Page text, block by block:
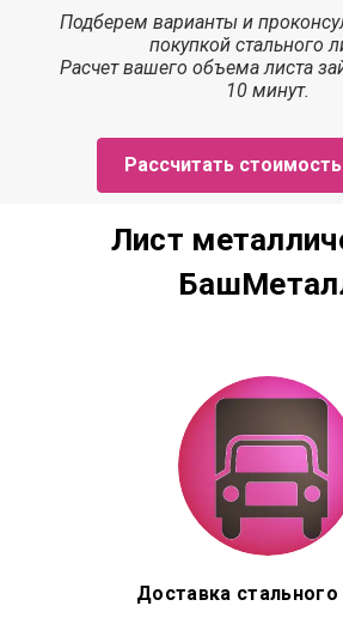
Подберем варианты и
покупкой стального
Расчетвашего объема листа
10 минут.
Рассчитать
Лист
Доставка стального